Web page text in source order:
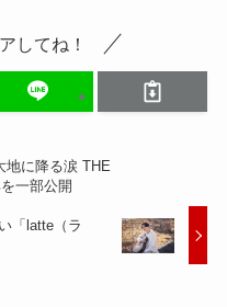
してね！
地に降る涙 THE
一部公開
「latte（ラ